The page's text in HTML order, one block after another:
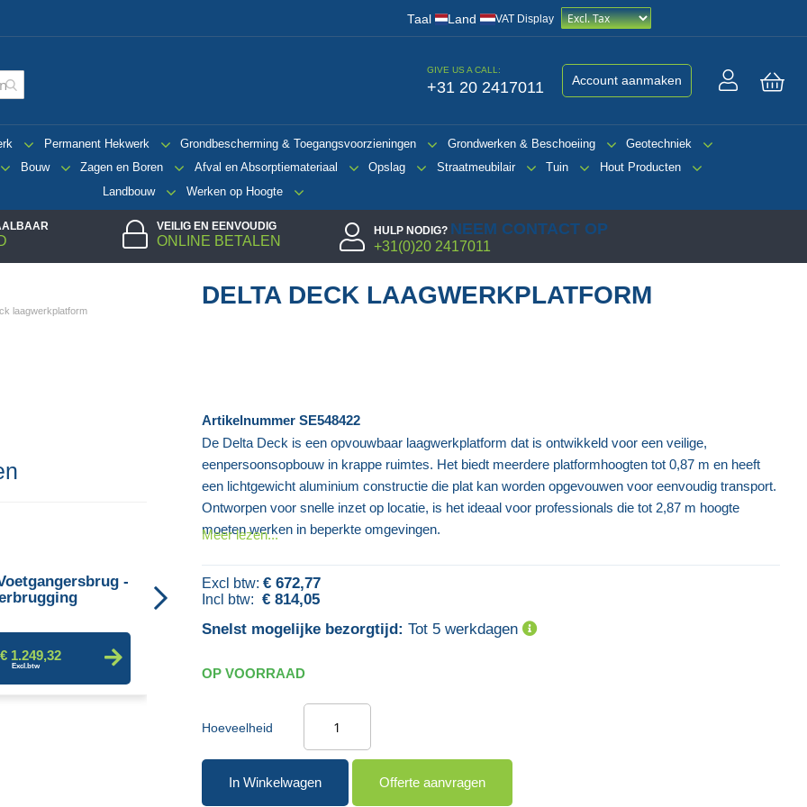
Taal/ Land VAT Display
GIVE US A CALL:
+31 20 2417011 Account aanmaken
Permanent Hekwerk Grondbescherming & Toegangsvoorzieningen Grondwerken & Beschoeiing
Geotechniek
Bouw Zagen en Boren Afval en Absorptiemateriaal Opslag Straatmeubilair Tuin
Hout Producten
Landbouw
Werken op Hoogte
VEILIG EN EENVOUDIG
ONLINE BETALEN
HULP NODIG? NEEM CONTACT OP
+31(0)20 2417011
laagwerkplatform
DELTA DECK LAAGWERKPLATFORM
-
€ 1.249,32
€ 416,95
Artikelnummer SE548422
De Delta Deck is een opvouwbaar laagwerkplatform dat is ontwikkeld voor een veilige,
eenpersoonsopbouw in krappe ruimtes. Het biedt meerdere platformhoogten tot 0,87 m en heeft
een lichtgewicht aluminium constructie die plat kan worden opgevouwen voor eenvoudig transport.
Ontworpen voor snelle inzet op locatie, is het ideaal voor professionals die tot 2,87 m hoogte
moeten werken in beperkte omgevingen.
Meer lezen...
€ 672,77
€ 814,05
Snelst mogelijke bezorgtijd: Tot 5 werkdagen
OP VOORRAAD
Hoeveelheid
In Winkelwagen Offerte aanvragen